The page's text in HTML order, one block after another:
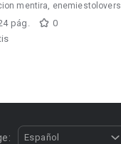
mentira, enemiestolovers
pág.
0
Español